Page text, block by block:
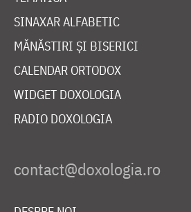
SINAXAR ALFABETIC
MĂNĂSTIRI ȘI BISERICI
CALENDAR ORTODOX
WIDGET DOXOLOGIA
RADIO DOXOLOGIA